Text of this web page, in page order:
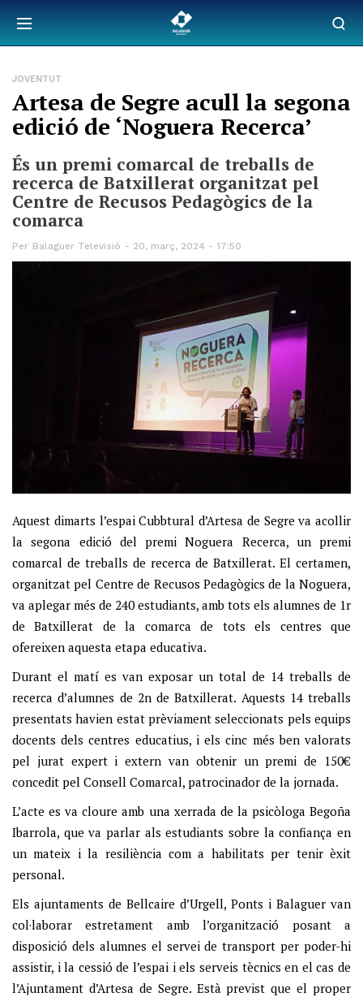
JOVENTUT
Artesa de Segre acull la segona
edició de ‘Noguera Recerca’
És un premi comarcal de treballs de
recerca de Batxillerat organitzat pel
Centre de Recusos Pedagògics de la
comarca
Per Balaguer Televisió 20, març, 2024 - 17:50
Aquest dimarts l’espai Cubbtural d’Artesa de Segre va acollir
la segona edició del premi Noguera Recerca, un premi
comarcal de treballs de recerca de Batxillerat. El certamen,
organitzat pel Centre de Recusos Pedagògics de la Noguera,
va aplegar més de 240 estudiants, amb tots els alumnes de 1r
de Batxillerat de la comarca de tots els centres que
ofereixen aquesta etapa educativa.
Durant el matí es van exposar un total de 14 treballs de
recerca d’alumnes de 2n de Batxillerat. Aquests 14 treballs
presentats havien estat prèviament seleccionats pels equips
docents dels centres educatius, i els cinc més ben valorats
pel jurat expert i extern van obtenir un premi de 150€
concedit pel Consell Comarcal, patrocinador de la jornada.
L’acte es va cloure amb una xerrada de la psicòloga Begoña
Ibarrola, que va parlar als estudiants sobre la confiança en
un mateix i la resiliència com a habilitats per tenir èxit
personal.
Els ajuntaments de Bellcaire d’Urgell, Ponts i Balaguer van
col·laborar estretament amb l’organització posant a
disposició dels alumnes el servei de transport per poder-hi
assistir, i la cessió de l’espai i els serveis tècnics en el cas de
l’Ajuntament d’Artesa de Segre. Està previst que el proper